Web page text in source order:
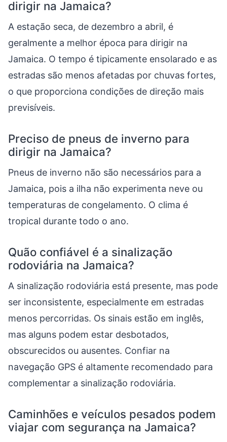
dirigir na Jamaica?
A estação seca, de dezembro a abril, é
geralmente a melhor época para dirigir na
Jamaica. O tempo é tipicamente ensolarado e as
estradas são menos afetadas por chuvas fortes,
o que proporciona condições de direção mais
previsíveis.
Preciso de pneus de inverno para
dirigir na Jamaica?
Pneus de inverno não são necessários para a
Jamaica, pois a ilha não experimenta neve ou
temperaturas de congelamento. O clima é
tropical durante todo o ano.
Quão confiável é a sinalização
rodoviária na Jamaica?
A sinalização rodoviária está presente, mas pode
ser inconsistente, especialmente em estradas
menos percorridas. Os sinais estão em inglês,
mas alguns podem estar desbotados,
obscurecidos ou ausentes. Confiar na
navegação GPS é altamente recomendado para
complementar a sinalização rodoviária.
Caminhões e veículos pesados podem
viajar com segurança na Jamaica?